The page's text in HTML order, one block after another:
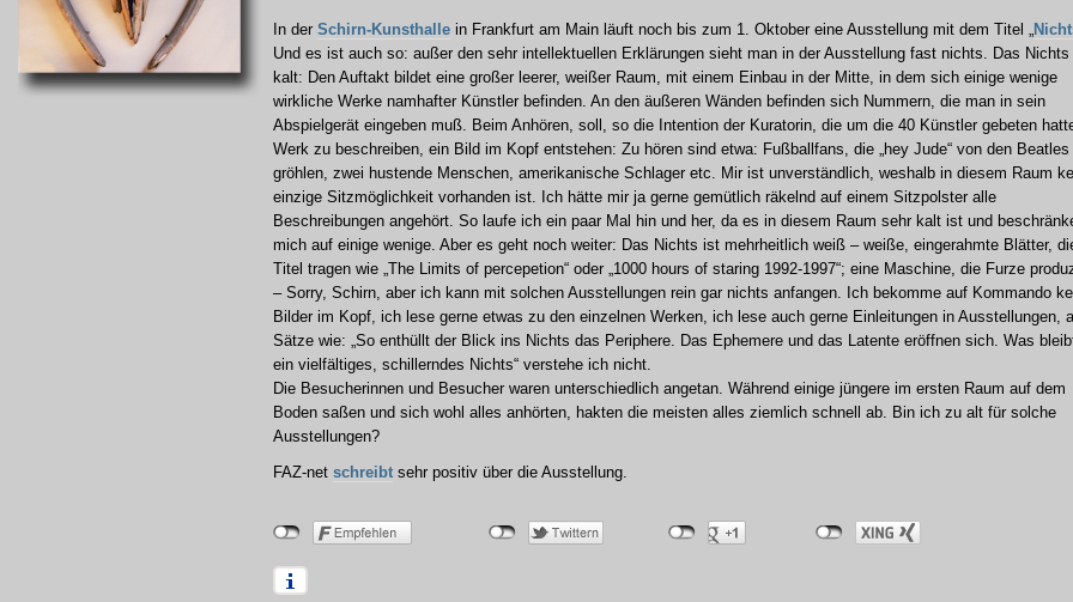
In der Schirn-Kunsthalle in Frankfurt am Main läuft noch bis zum 1. Oktober eine Ausstellung mit dem Titel „
Und es ist auch so: außer den sehr intellektuellen Erklärungen sieht man in der Ausstellung fast nichts. Das
kalt: Den Auftakt bildet eine großer leerer, weißer Raum, mit einem Einbau in der Mitte, in dem sich einige wenige
wirkliche Werke namhafter Künstler befinden. An den äußeren Wänden befinden sich Nummern, die man in sein
Abspielgerät eingeben muß. Beim Anhören, soll, so die Intention der Kuratorin, die um die 40 Künstler gebeten
Werk zu beschreiben, ein Bild im Kopf entstehen: Zu hören sind etwa: Fußballfans, die „hey Jude“ von den Beatles
gröhlen, zwei hustende Menschen, amerikanische Schlager etc. Mir ist unverständlich, weshalb in diesem Raum
einzige Sitzmöglichkeit vorhanden ist. Ich hätte mir ja gerne gemütlich räkelnd auf einem Sitzpolster alle
Beschreibungen angehört. So laufe ich ein paar Mal hin und her, da es in diesem Raum sehr kalt ist und
mich auf einige wenige. Aber es geht noch weiter: Das Nichts ist mehrheitlich weiß – weiße, eingerahmte Blätter,
Titel tragen wie „The Limits of percepetion“ oder „1000 hours of staring 1992-1997“; eine Maschine, die Furze
– Sorry, Schirn, aber ich kann mit solchen Ausstellungen rein gar nichts anfangen. Ich bekomme auf Kommando
Bilder im Kopf, ich lese gerne etwas zu den einzelnen Werken, ich lese auch gerne Einleitungen in Ausstellungen,
Sätze wie: „So enthüllt der Blick ins Nichts das Periphere. Das Ephemere und das Latente eröffnen sich. Was
ein vielfältiges, schillerndes Nichts“ verstehe ich nicht.
Die Besucherinnen und Besucher waren unterschiedlich angetan. Während einige jüngere im ersten Raum auf dem
Boden saßen und sich wohl alles anhörten, hakten die meisten alles ziemlich schnell ab. Bin ich zu alt für solche
Ausstellungen?
FAZ-net schreibt sehr positiv über die Ausstellung.